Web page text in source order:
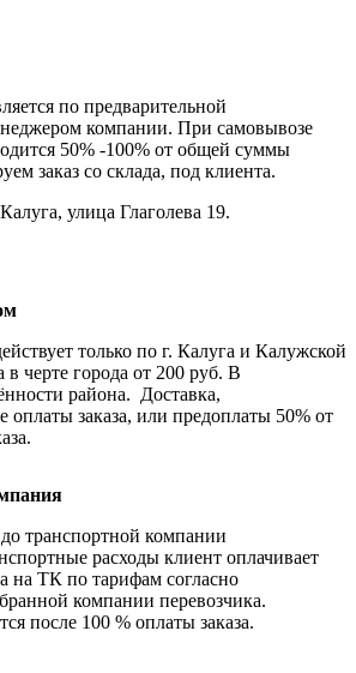
по предварительной
компании. При самовывозе
50% -100% от общей суммы
заказ со склада, под клиента.
улица Глаголева 19.
только по г. Калуга и Калужской
в черте города от 200 руб. В
района. Доставка,
оплаты заказа, или предоплаты 50% от
транспортной компании
расходы клиент оплачивает
на ТК по тарифам согласно
компании перевозчика.
после 100 % оплаты заказа.